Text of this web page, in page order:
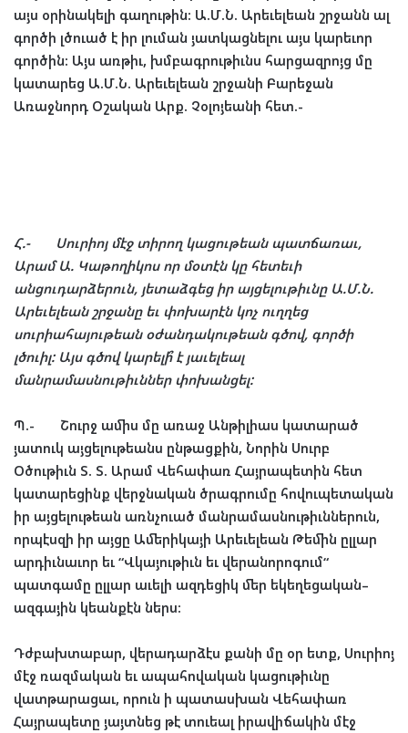
այս օրինակելի գաղութին: Ա.Մ.Ն. Արեւելեան շրջանն ալ
գործի լծուած է իր լուման յատկացնելու այս կարեւոր
գործին: Այս առթիւ, խմբագրութիւնս հարցազրոյց մը
կատարեց Ա.Մ.Ն. Արեւելեան շրջանի Բարեջան
Առաջնորդ Օշական Արք. Չօլոյեանի հետ.-
Հ.- Սուրիոյ մէջ տիրող կացութեան պատճառաւ,
Արամ Ա. Կաթողիկոս որ մօտէն կը հետեւի
անցուդարձերուն, յետաձգեց իր այցելութիւնը Ա.Մ.Ն.
Արեւելեան շրջանը եւ փոխարէն կոչ ուղղեց
սուրիահայութեան օժանդակութեան գծով, գործի
լծուիլ: Այս գծով կարելի՞ է յաւելեալ
մանրամասնութիւններ փոխանցել:
Պ.- Շուրջ ամիս մը առաջ Անթիլիաս կատարած
յատուկ այցելութեանս ընթացքին, Նորին Սուրբ
Օծութիւն Տ. Տ. Արամ Վեհափառ Հայրապետին հետ
կատարեցինք վերջնական ծրագրումը հովուպետական
իր այցելութեան առնչուած մանրամասնութիւններուն,
որպէսզի իր այցը Ամերիկայի Արեւելեան Թեմին ըլլար
արդիւնաւոր եւ “Վկայութիւն եւ վերանորոգում“
պատգամը ըլլար աւելի ազդեցիկ մեր եկեղեցական–
ազգային կեանքէն ներս:
Դժբախտաբար, վերադարձէս քանի մը օր ետք, Սուրիոյ
մէջ ռազմական եւ ապահովական կացութիւնը
վատթարացաւ, որուն ի պատասխան Վեհափառ
Հայրապետը յայտնեց թէ տուեալ իրավիճակին մէջ